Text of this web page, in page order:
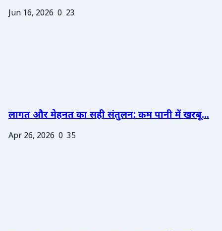
Jun 16, 2026 0 23
लागत और मेहनत का सही संतुलन: कम पानी में खरबू...
Apr 26, 2026 0 35